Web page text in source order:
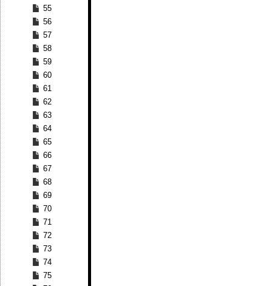
55
56
57
58
59
60
61
62
63
64
65
66
67
68
69
70
71
72
73
74
75